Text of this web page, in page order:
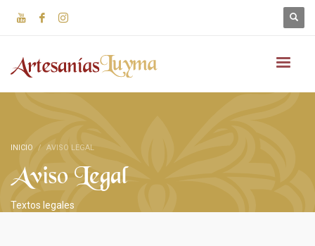
INICIO AVISO LEGAL
Aviso Legal
Textos legales